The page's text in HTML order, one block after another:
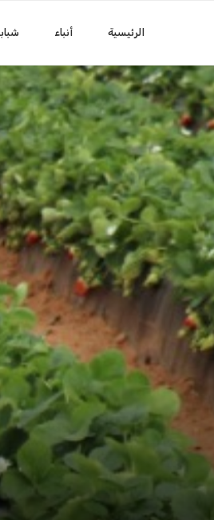
الرئيسية أنباء